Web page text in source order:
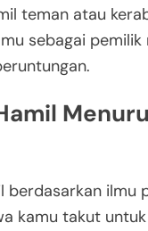
teman atau
sebagai pemilik
berdasarkan ilmu
kamu takut